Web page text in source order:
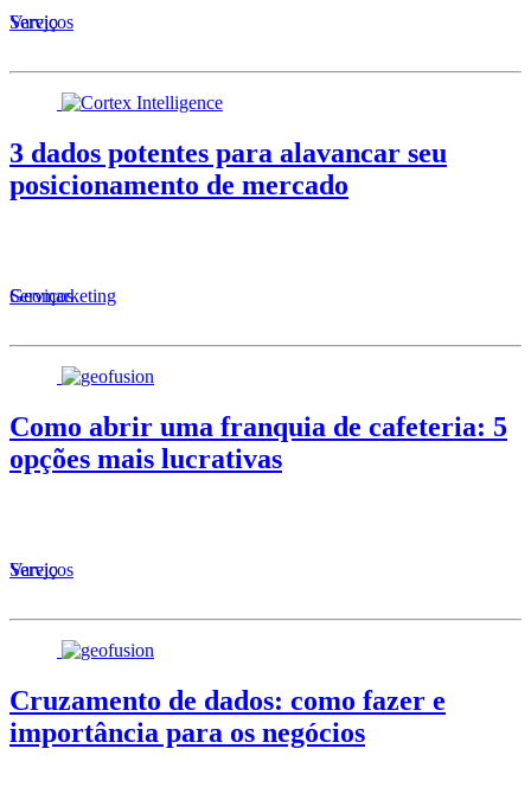
Serviços
Varejo
3 dados potentes para alavancar seu
posicionamento de mercado
Serviços
Geomarketing
Como abrir uma franquia de cafeteria: 5
opções mais lucrativas
Serviços
Varejo
Cruzamento de dados: como fazer e
importância para os negócios